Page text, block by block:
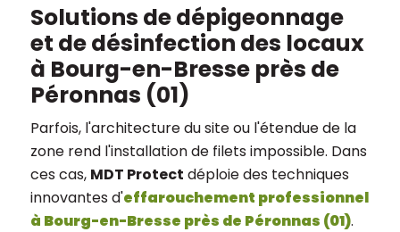
Solutions de dépigeonnage
et de désinfection des locaux
à Bourg-en-Bresse près de
Péronnas (01)
Parfois, l'architecture du site ou l'étendue de la
zone rend l'installation de filets impossible. Dans
ces cas, MDT Protect déploie des techniques
innovantes d'effarouchement professionnel
à Bourg-en-Bresse près de Péronnas (01).